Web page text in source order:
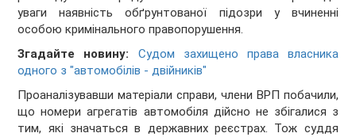
уваги наявність обґрунтованої підозри у вчиненні
особою кримінального правопорушення.
Згадайте новину:
Судом захищено права власника
одного з "автомобілів - двійників"
Проаналізувавши матеріали справи, члени ВРП побачили,
що номери агрегатів автомобіля дійсно не збігалися з
тим, які значаться в державних реєстрах. Тож суддя